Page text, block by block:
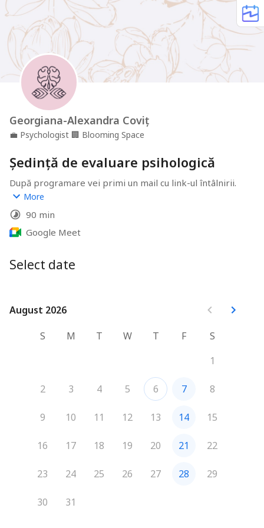
Georgiana-Alexandra Coviț
💼 Psychologist 🏢 Blooming Space
Ședință de evaluare psihologică
După programare vei primi un mail cu link-ul întâlnirii.
Tarif: 300 lei
*Dacă nu te mai poți prezenta la ședință, te rog să mă
anunți!
More
90 min
Google Meet
Select date
August 2026
August 2026
S
M T W T F
S
1
2 3 4 5 6 7 8
9 10 11 12 13 14 15
16 17 18 19 20 21 22
23 24 25 26 27 28 29
30 31